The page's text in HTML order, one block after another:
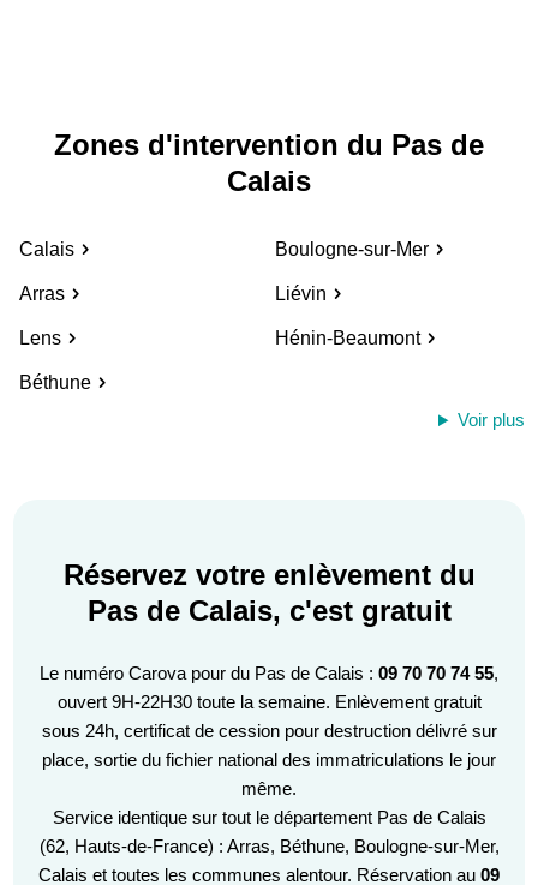
Zones d'intervention du Pas de
Calais
Calais Boulogne-sur-Mer
Arras Liévin
Lens Hénin-Beaumont
Béthune
Voir plus
Réservez votre enlèvement du
Pas de Calais, c'est gratuit
Le numéro Carova pour du Pas de Calais : 09 70 70 74 55,
ouvert 9H-22H30 toute la semaine. Enlèvement gratuit
sous 24h, certificat de cession pour destruction délivré sur
place, sortie du fichier national des immatriculations le jour
même.
Service identique sur tout le département Pas de Calais
(62, Hauts-de-France) : Arras, Béthune, Boulogne-sur-Mer,
Calais et toutes les communes alentour. Réservation au 09